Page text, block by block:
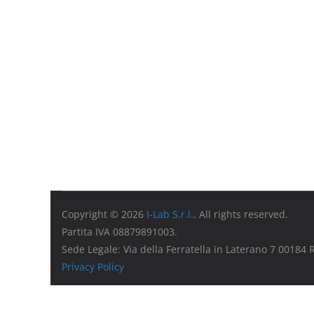
Copyright © 2026 I-Lab S.r.l.. All rights reserved.
Partita IVA 08879891003.
Sede Legale: Via della Ferratella in Laterano 7 00184
Privacy Policy